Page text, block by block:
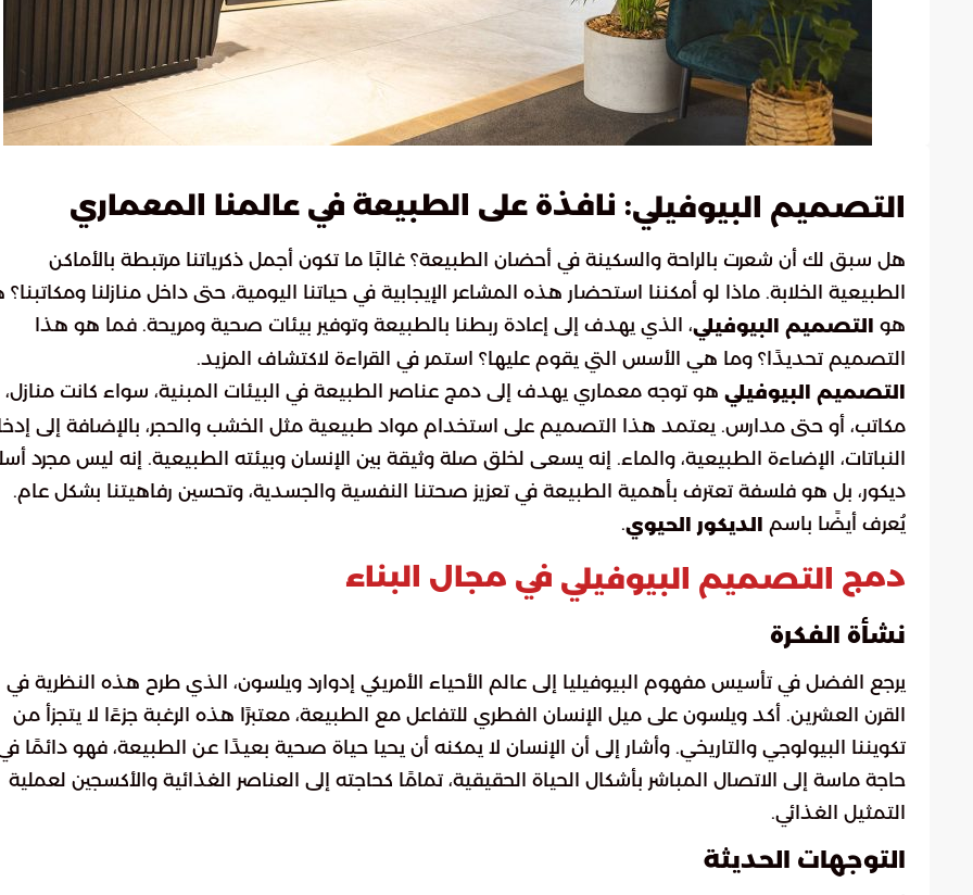
التصميم البيوفيلي: نافذة على الطبيعة في عالمنا المعماري
هل سبق لك أن شعرت بالراحة والسكينة في أحضان الطبيعة؟ غالبًا ما تكون أجمل ذكرياتنا مرتبطة بالأماكن
الطبيعية الخلابة. ماذا لو أمكننا استحضار هذه المشاعر الإيجابية في حياتنا اليومية، حتى داخل منازلنا
هو
التصميم البيوفيلي، الذي يهدف إلى إعادة ربطنا بالطبيعة وتوفير بيئات صحية ومريحة. فما هو هذا
التصميم تحديدًا؟ وما هي الأسس التي يقوم عليها؟ استمر في القراءة لاكتشاف المزيد.
التصميم البيوفيلي هو توجه معماري يهدف إلى دمج عناصر الطبيعة في البيئات المبنية، سواء كانت منازل،
مكاتب، أو حتى مدارس. يعتمد هذا التصميم على استخدام مواد طبيعية مثل الخشب والحجر، بالإضافة إلى
النباتات، الإضاءة الطبيعية، والماء. إنه يسعى لخلق صلة وثيقة بين الإنسان وبيئته الطبيعية. إنه ليس مجرد
ديكور، بل هو فلسفة تعترف بأهمية الطبيعة في تعزيز صحتنا النفسية والجسدية، وتحسين رفاهيتنا بشكل عام.
يُعرف أيضًا باسم
الديكور الحيوي.
دمج التصميم البيوفيلي في مجال البناء
نشأة الفكرة
يرجع الفضل في تأسيس مفهوم البيوفيليا إلى عالم الأحياء الأمريكي إدوارد ويلسون، الذي طرح هذه النظرية في
القرن العشرين. أكد ويلسون على ميل الإنسان الفطري للتفاعل مع الطبيعة، معتبرًا هذه الرغبة جزءًا لا يتجزأ من
تكويننا البيولوجي والتاريخي. وأشار إلى أن الإنسان لا يمكنه أن يحيا حياة صحية بعيدًا عن الطبيعة، فهو دائمًا
حاجة ماسة إلى الاتصال المباشر بأشكال الحياة الحقيقية، تمامًا كحاجته إلى العناصر الغذائية والأكسجين لعملية
التمثيل الغذائي.
التوجهات الحديثة